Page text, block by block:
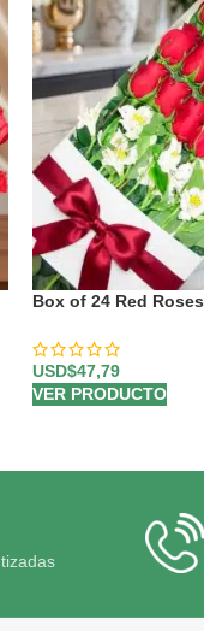
Box of 24 Red Roses
USD$47,79
VER PRODUCTO